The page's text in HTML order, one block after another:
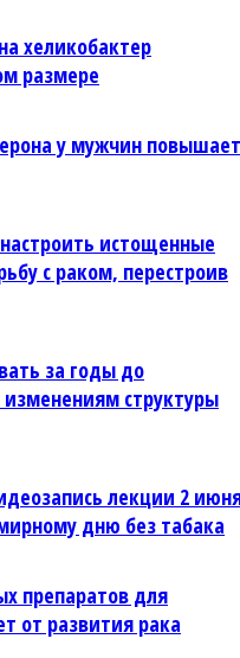
хеликобактер
размере
у мужчин повышает
истощенные
с раком, перестроив
за годы до
изменениям структуры
лекции 2
дню без табака
препаратов для
от развития рака